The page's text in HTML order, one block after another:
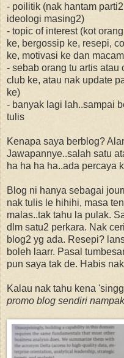
- poilitik (nak hantam
ideologi masing2)
- topic of interest (kot
ke, bergossip ke, resepi,
ke, motivasi ke dan
- sebab orang tu artis atau
club ke, atau nak update
ke)
- banyak lagi lah..sampai
tulis
Kenapa saya berblog?
Jawapannye..salah satu
ha ha ha ha..ada percaya
Blog ni hanya sebagai
nak tulis le hihihi, masa
malas..tak tahu la pulak.
dlm satu2 perkara. Nak
blog2 yg ada. Resepi?
boleh laarr. Pasal
pun saya tak de. Habis
Kalau nak tahu kena
promo blog sendiri